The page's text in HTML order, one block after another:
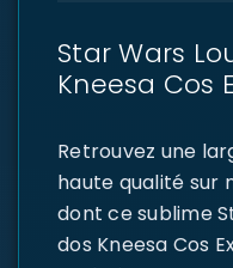
Star Wars
Kneesa Cos
Retrouvez une
haute qualité sur
dont ce sublime
dos Kneesa Cos